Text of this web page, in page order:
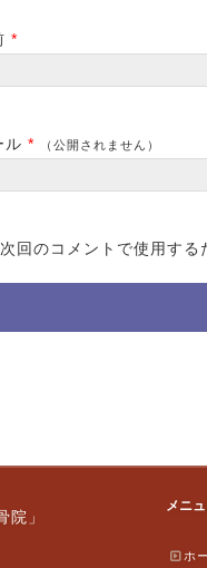
*
ル * （公開されません）
次回のコメントで使用する
」
メニ
ホ